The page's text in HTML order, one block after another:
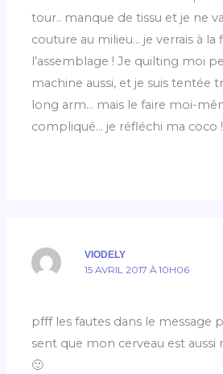
tour.. manque de tissu et je ne
couture au milieu… je verrais à la
l’assemblage ! Je quilting moi
machine aussi, et je suis tentée
long arm… mais le faire moi-
compliqué… je réfléchi ma coco !
VIODELY
15 AVRIL 2017 À 10H06
pfff les fautes dans le message
sent que mon cerveau est aussi
🙂